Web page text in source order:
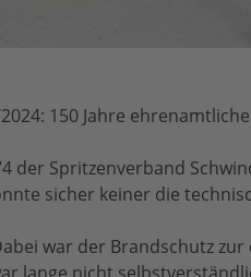
150 Jahre
der Spritzenverband
sicher keiner die
war der Brandschutz